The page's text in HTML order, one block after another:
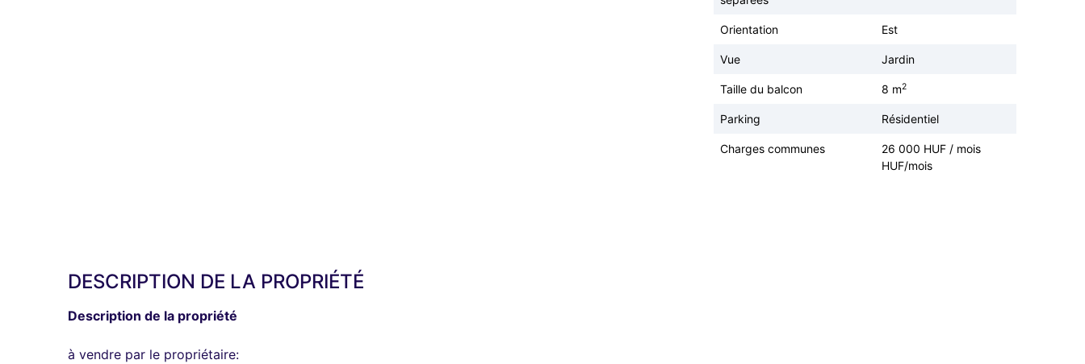
Orientation Est
Vue Jardin
Taille du balcon 8 m2
Parking Résidentiel
Charges communes
26 000 HUF / mois
HUF/mois
DESCRIPTION DE LA PROPRIÉTÉ
Description de la propriété
à vendre par le propriétaire: